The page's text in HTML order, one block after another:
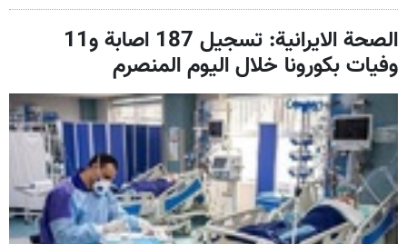
الصحة الايرانية: تسجيل 187 اصابة و11
وفيات بكورونا خلال اليوم المنصرم